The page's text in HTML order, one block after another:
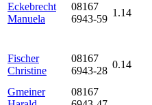
Eckebrecht
Manuela
08167
6943-59
1.14
Fischer
Christine
08167
6943-28
0.14
Gmeiner
08167